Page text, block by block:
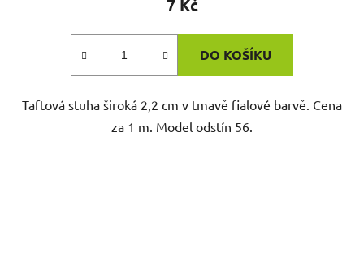
7 Kč
DO KOŠÍKU
Taftová stuha široká 2,2 cm v tmavě fialové barvě. Cena
za 1 m. Model odstín 56.